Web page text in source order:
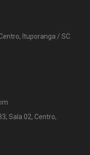
Ituporanga / SC
Sala 02, Centro,